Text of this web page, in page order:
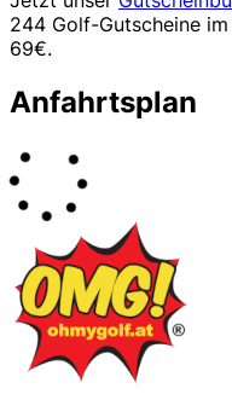
244 Golf-Gutscheine
69€.
Anfahrtsplan
Footer